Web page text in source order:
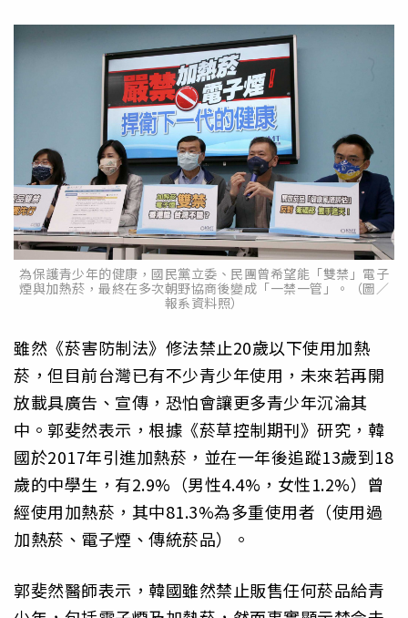
為保護青少年的健康，國民黨立委、民團曾希望能「雙禁」電子
煙與加熱菸，最終在多次朝野協商後變成「一禁一管」。（圖／
報系資料照）
雖然《菸害防制法》修法禁止20歲以下使用加熱
菸，但目前台灣已有不少青少年使用，未來若再開
放載具廣告、宣傳，恐怕會讓更多青少年沉淪其
中。郭斐然表示，根據《菸草控制期刊》研究，韓
國於2017年引進加熱菸，並在一年後追蹤13歲到18
歲的中學生，有2.9%（男性4.4%，女性1.2%）曾
經使用加熱菸，其中81.3%為多重使用者（使用過
加熱菸、電子煙、傳統菸品）。
郭斐然醫師表示，韓國雖然禁止販售任何菸品給青